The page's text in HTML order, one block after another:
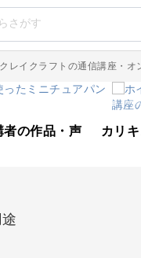
レイクラフトの通信講座・オ
者の作品・声 カリ